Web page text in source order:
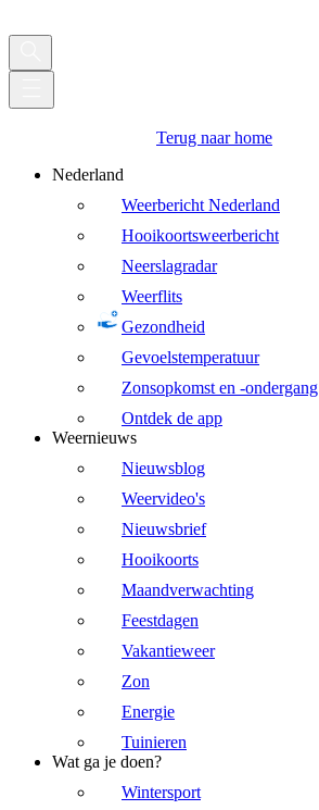
Terug naar home
Nederland
Weerbericht Nederland
Hooikoortsweerbericht
Neerslagradar
Weerflits
Gezondheid
Gevoelstemperatuur
Zonsopkomst en -ondergang
Ontdek de app
Weernieuws
Nieuwsblog
Weervideo's
Nieuwsbrief
Hooikoorts
Maandverwachting
Feestdagen
Vakantieweer
Zon
Energie
Tuinieren
Wat ga je doen?
Wintersport